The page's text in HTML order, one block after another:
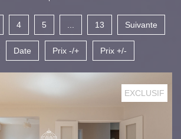
4 5 13 Suivante
Date Prix -/+ Prix +/-
EXCLUSIF